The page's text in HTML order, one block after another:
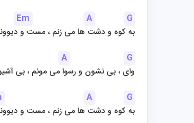
Em
A
G
به کوه و دشت ها می زنم ، مست و
A
G
وای ، بی نشون و رسوا می مونم ، بی
A
G
به کوه و دشت ها می زنم ، مست و